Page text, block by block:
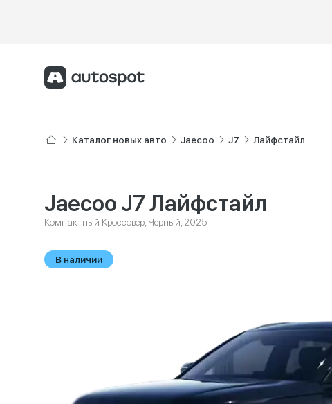
Каталог новых авто Jaecoo J7 Лайфстайл
Jaecoo J7 Лайфстайл
Компактный Кроссовер, Черный, 2025
В наличии